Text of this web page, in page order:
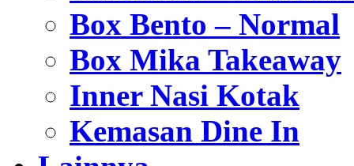
Box Bento – Normal
Box Mika Takeaway
Inner Nasi Kotak
Kemasan Dine In